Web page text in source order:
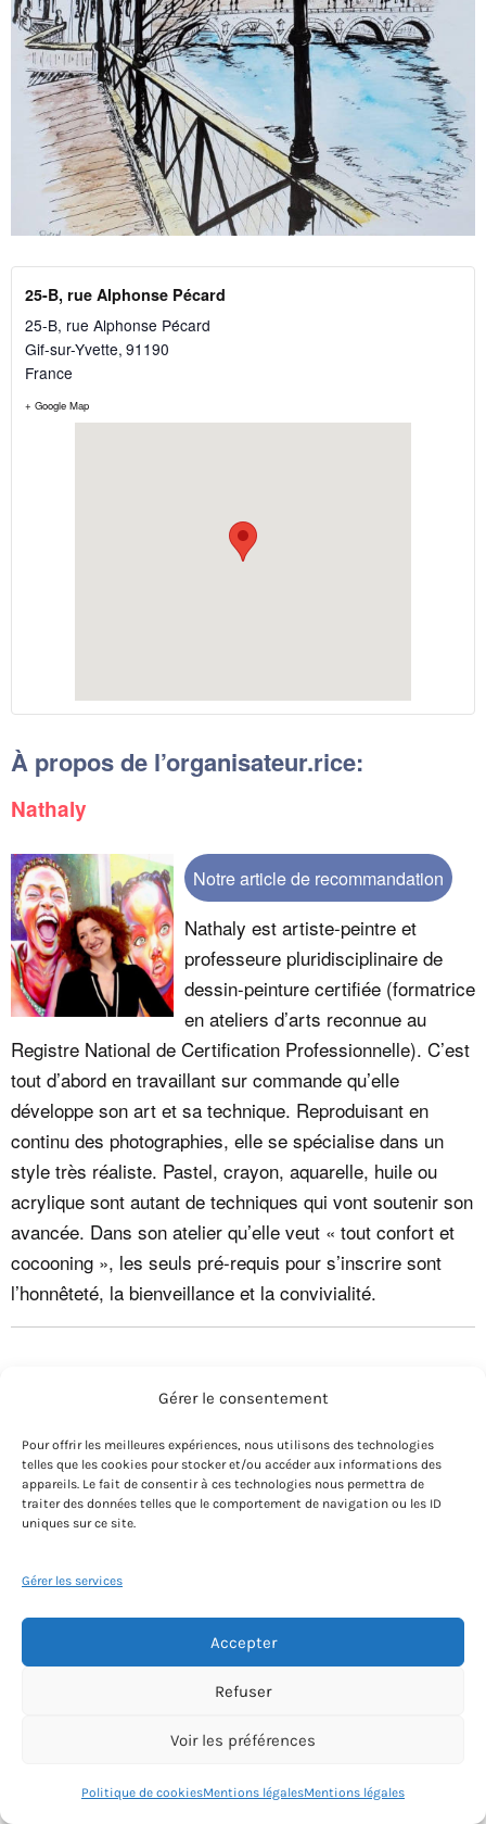
Gérer le consentement
Pour offrir les meilleures expériences, nous utilisons des technologies
telles que les cookies pour stocker et/ou accéder aux informations des
appareils. Le fait de consentir à ces technologies nous permettra de
traiter des données telles que le comportement de navigation ou les ID
uniques sur ce site.
Gérer les services
Accepter
Refuser
Voir les préférences
Politique de cookiesMentions légalesMentions légales
25-B, rue Alphonse Pécard
25-B, rue Alphonse Pécard
Gif-sur-Yvette, 91190
France
+ Google Map
À propos de l’organisateur.rice:
Nathaly
Notre article de recommandation
Nathaly est artiste-peintre et
professeure pluridisciplinaire de
dessin-peinture certifiée (formatrice
en ateliers d’arts reconnue au
Registre National de Certification Professionnelle). C’est
tout d’abord en travaillant sur commande qu’elle
développe son art et sa technique. Reproduisant en
continu des photographies, elle se spécialise dans un
style très réaliste. Pastel, crayon, aquarelle, huile ou
acrylique sont autant de techniques qui vont soutenir son
avancée. Dans son atelier qu’elle veut « tout confort et
cocooning », les seuls pré-requis pour s’inscrire sont
l’honnêteté, la bienveillance et la convivialité.